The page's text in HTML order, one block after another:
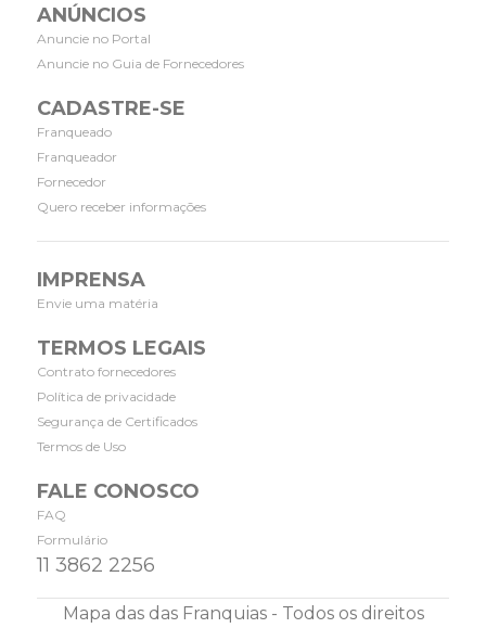
ANÚNCIOS
Anuncie no Portal
Anuncie no Guia de Fornecedores
CADASTRE-SE
Franqueado
Franqueador
Fornecedor
Quero receber informações
IMPRENSA
Envie uma matéria
TERMOS LEGAIS
Contrato fornecedores
Política de privacidade
Segurança de Certificados
Termos de Uso
FALE CONOSCO
FAQ
Formulário
11 3862 2256
Mapa das das Franquias - Todos os direitos